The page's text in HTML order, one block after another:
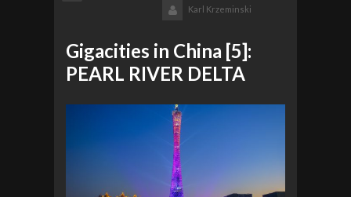
Karl Krzeminski
Gigacities in China [5]:
PEARL RIVER DELTA